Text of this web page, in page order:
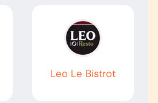
Leo Le Bistrot